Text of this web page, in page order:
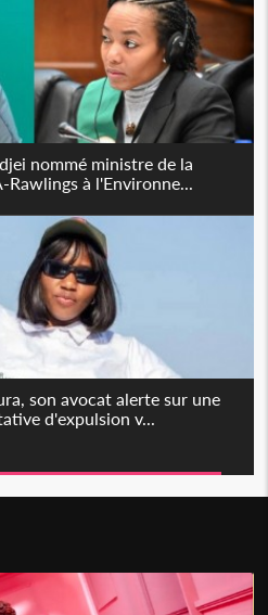
nommé ministre de la
Rawlings à l'Environne...
son avocat alerte sur une
d'expulsion v...